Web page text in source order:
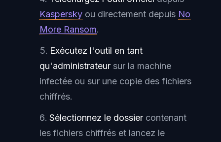
Kaspersky ou directement depuis No
More Ransom.
Exécutez l'outil en tant
qu'administrateur sur la machine
infectée ou sur une copie des fichiers
chiffrés.
Sélectionnez le dossier contenant
les fichiers chiffrés et lancez le